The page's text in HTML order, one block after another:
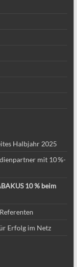
Halbjahr 2025
mit 10 %-
10 % beim
Erfolg im Netz